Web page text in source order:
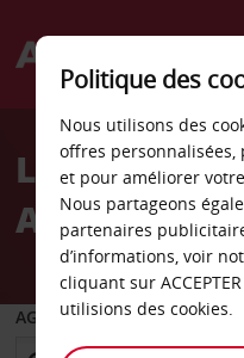
Welcome
AvisLocation
Adiyaman
AGENCE DE DÉPART
Politique des
Nous utilisons des
offres
et pour améliorer
Nous partageons
partenaires
d’informations, voir
cliquant sur
utilisions des cookies.